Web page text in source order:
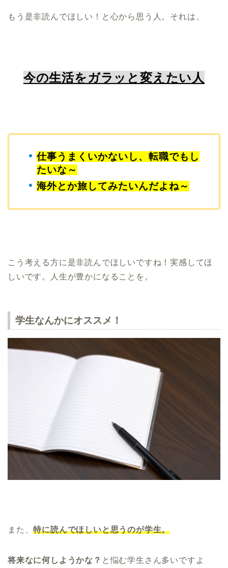
もう是非読んでほしい！と心から思う人。それは、
今の生活をガラッと変えたい人
仕事うまくいかないし、転職でもし
たいな～
海外とか旅してみたいんだよね～
こう考える方に是非読んでほしいですね！実感してほ
しいです。人生が豊かになることを。
学生なんかにオススメ！
また、特に読んでほしいと思うのが学生。
将来なに何しようかな？ と悩む学生さん多いですよ